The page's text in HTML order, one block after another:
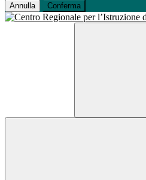
Annulla Conferma